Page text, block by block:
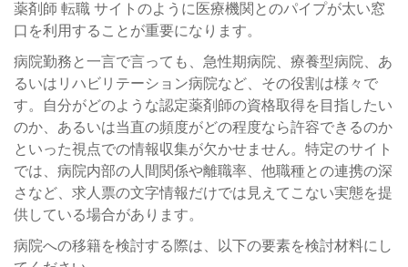
薬剤師 転職 サイトのように医療機関とのパイプが太い窓
口を利用することが重要になります。
病院勤務と一言で言っても、急性期病院、療養型病院、あ
るいはリハビリテーション病院など、その役割は様々で
す。自分がどのような認定薬剤師の資格取得を目指したい
のか、あるいは当直の頻度がどの程度なら許容できるのか
といった視点での情報収集が欠かせません。特定のサイト
では、病院内部の人間関係や離職率、他職種との連携の深
さなど、求人票の文字情報だけでは見えてこない実態を提
供している場合があります。
病院への移籍を検討する際は、以下の要素を検討材料にし